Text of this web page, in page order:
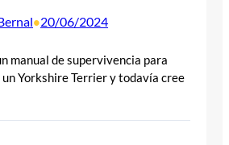
•20/06/2024
manual de supervivencia para
Yorkshire Terrier y todavía cree